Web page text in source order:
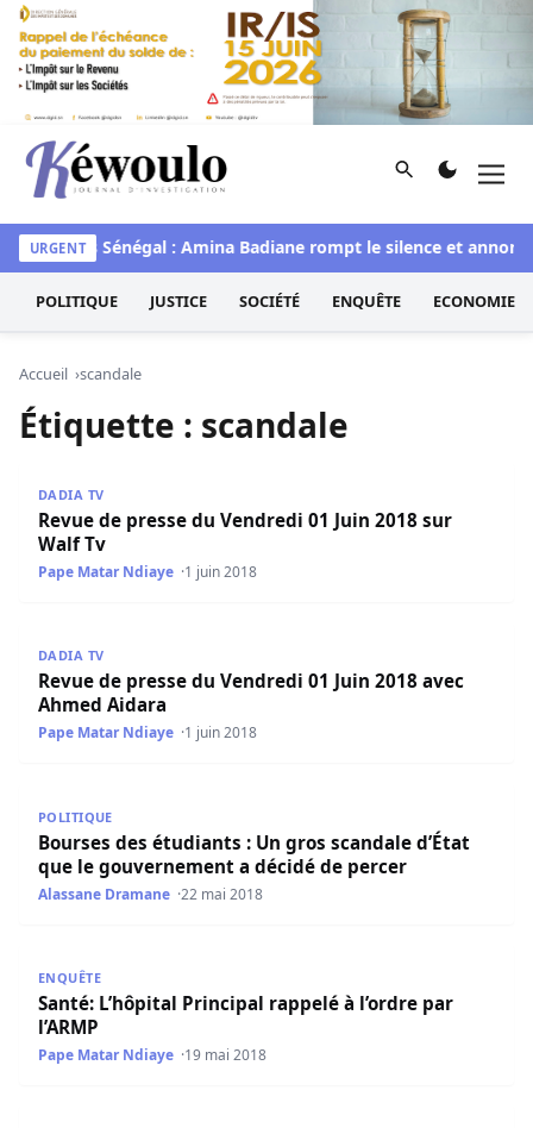
Aller au contenu
Kéwoulo, le premier site d'information et d'investigation
Rechercher
URGENT
Miss Sénégal : Amina Badiane rompt le silence et
POLITIQUE JUSTICE SOCIÉTÉ ENQUÊTE ECONOMIE
Accueil scandale
Étiquette : scandale
DADIA TV
Revue de presse du Vendredi 01 Juin 2018 sur
Walf Tv
Pape Matar Ndiaye 1 juin 2018
DADIA TV
Revue de presse du Vendredi 01 Juin 2018 avec
Ahmed Aidara
Pape Matar Ndiaye 1 juin 2018
POLITIQUE
Bourses des étudiants : Un gros scandale d’État
que le gouvernement a décidé de percer
Alassane Dramane 22 mai 2018
ENQUÊTE
Santé: L’hôpital Principal rappelé à l’ordre par
l’ARMP
Pape Matar Ndiaye 19 mai 2018